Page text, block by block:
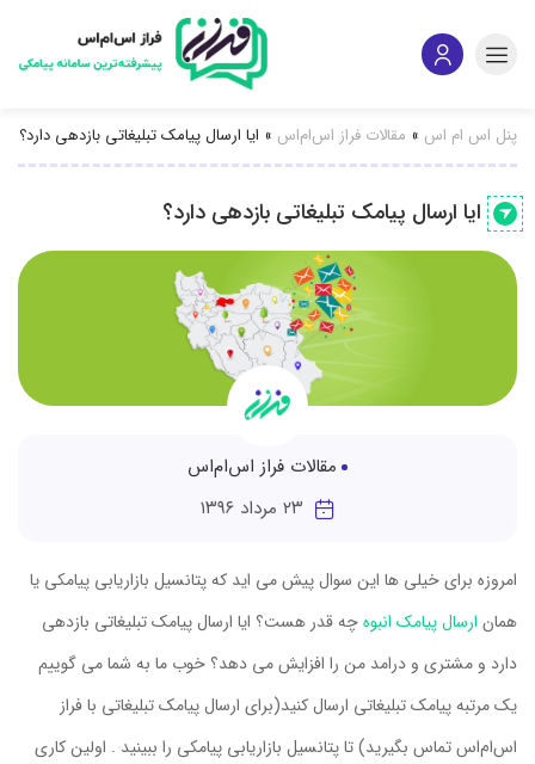
پنل اس ام اس » مقالات فراز اس‌ام‌اس » ایا ارسال پیامک تبلیغاتی بازدهی دارد؟
ایا ارسال پیامک تبلیغاتی بازدهی دارد؟
مقالات فراز اس‌ام‌اس
امروزه برای خیلی ها این سوال پیش می اید که پتانسیل بازاریابی پیامکی یا
همان ارسال پیامک انبوهچه قدر هست؟ ایا ارسال پیامک تبلیغاتی بازدهی
دارد و مشتری و درامد من را افزایش می دهد؟ خوب ما به شما می گوییم
یک مرتبه پیامک تبلیغاتی ارسال کنید(برای ارسال پیامک تبلیغاتی با فراز
اس‌ام‌اس تماس بگیرید) تا پتانسیل بازاریابی پیامکی را ببینید . اولین کاری